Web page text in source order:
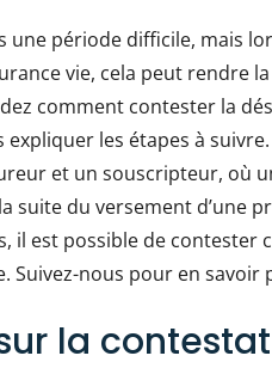
une période difficile, mais
vie, cela peut rendre
comment contester la
expliquer les étapes à
et un souscripteur, où
suite du versement d’une
il est possible de contester
Suivez-nous pour en savoir
la